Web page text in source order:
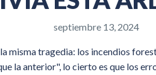
septiembre 13, 2024
misma tragedia: los incendios
la anterior", lo cierto es que los